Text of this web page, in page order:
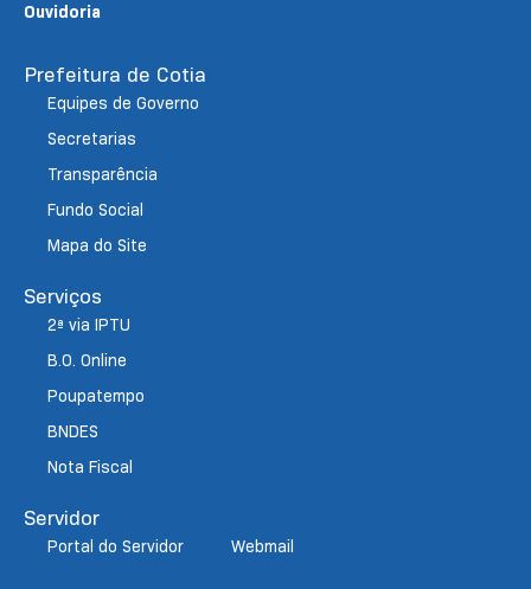
Ouvidoria
Prefeitura de Cotia
Equipes de Governo
Secretarias
Transparência
Fundo Social
Mapa do Site
Serviços
2ª via IPTU
B.O. Online
Poupatempo
BNDES
Nota Fiscal
Servidor
Portal do Servidor Webmail